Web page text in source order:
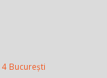
București